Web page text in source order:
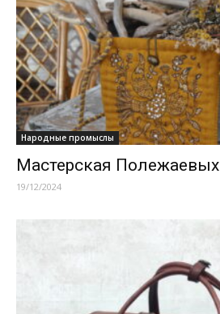
Народные промыслы
Мастерская Полежаевых
19/12/2024